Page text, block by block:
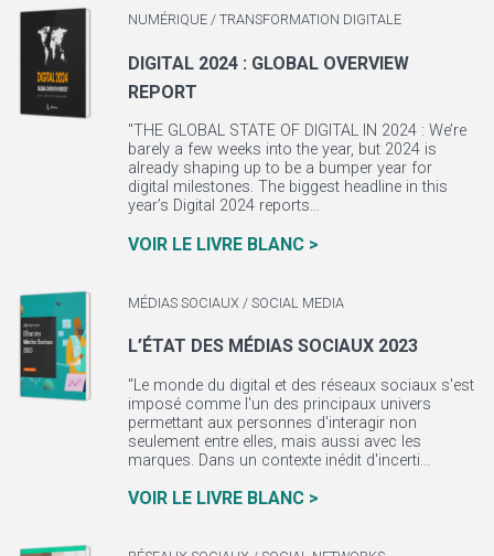
NUMÉRIQUE / TRANSFORMATION DIGITALE
DIGITAL 2024 : GLOBAL OVERVIEW
REPORT
"THE GLOBAL STATE OF DIGITAL IN 2024 : We’re
barely a few weeks into the year, but 2024 is
already shaping up to be a bumper year for
digital milestones. The biggest headline in this
year’s Digital 2024 reports...
VOIR LE LIVRE BLANC >
MÉDIAS SOCIAUX / SOCIAL MEDIA
L’ÉTAT DES MÉDIAS SOCIAUX 2023
"Le monde du digital et des réseaux sociaux s'est
imposé comme l'un des principaux univers
permettant aux personnes d'interagir non
seulement entre elles, mais aussi avec les
marques. Dans un contexte inédit d'incerti...
VOIR LE LIVRE BLANC >